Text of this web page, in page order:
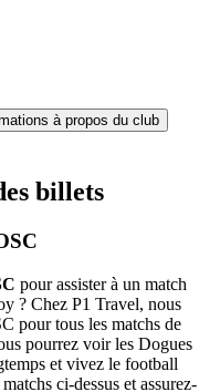
à propos du club
billets
pour assister à un match
? Chez P1 Travel, nous
pour tous les matchs de
pourrez voir les Dogues
et vivez le football
ci-dessus et assurez-